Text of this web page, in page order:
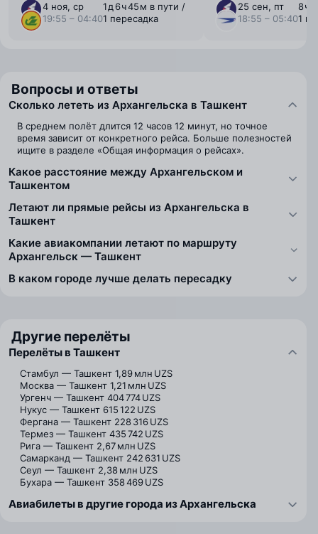
4 ноя, ср
19:55 – 04:40
1 ⁠д 6 ⁠ч 45 ⁠м в пути /
1 пересадка
25 сен, пт
18:55 – 05:40
8 ⁠ч
1
Вопросы и ответы
Сколько лететь из Архангельска в Ташкент
В среднем полёт длится 12 часов 12 минут, но точное
время зависит от конкретного рейса. Больше полезностей
ищите в разделе «Общая информация о рейсах».
Какое расстояние между Архангельском и
Ташкентом
Летают ли прямые рейсы из Архангельска в
Ташкент
Какие авиакомпании летают по маршруту
Архангельск — Ташкент
В каком городе лучше делать пересадку
Другие перелёты
Перелёты в Ташкент
Стамбул — Ташкент 1,89 млн UZS
Москва — Ташкент 1,21 млн UZS
Ургенч — Ташкент 404 774 UZS
Нукус — Ташкент 615 122 UZS
Фергана — Ташкент 228 316 UZS
Термез — Ташкент 435 742 UZS
Рига — Ташкент 2,67 млн UZS
Самарканд — Ташкент 242 631 UZS
Сеул — Ташкент 2,38 млн UZS
Бухара — Ташкент 358 469 UZS
Авиабилеты в другие города из Архангельска